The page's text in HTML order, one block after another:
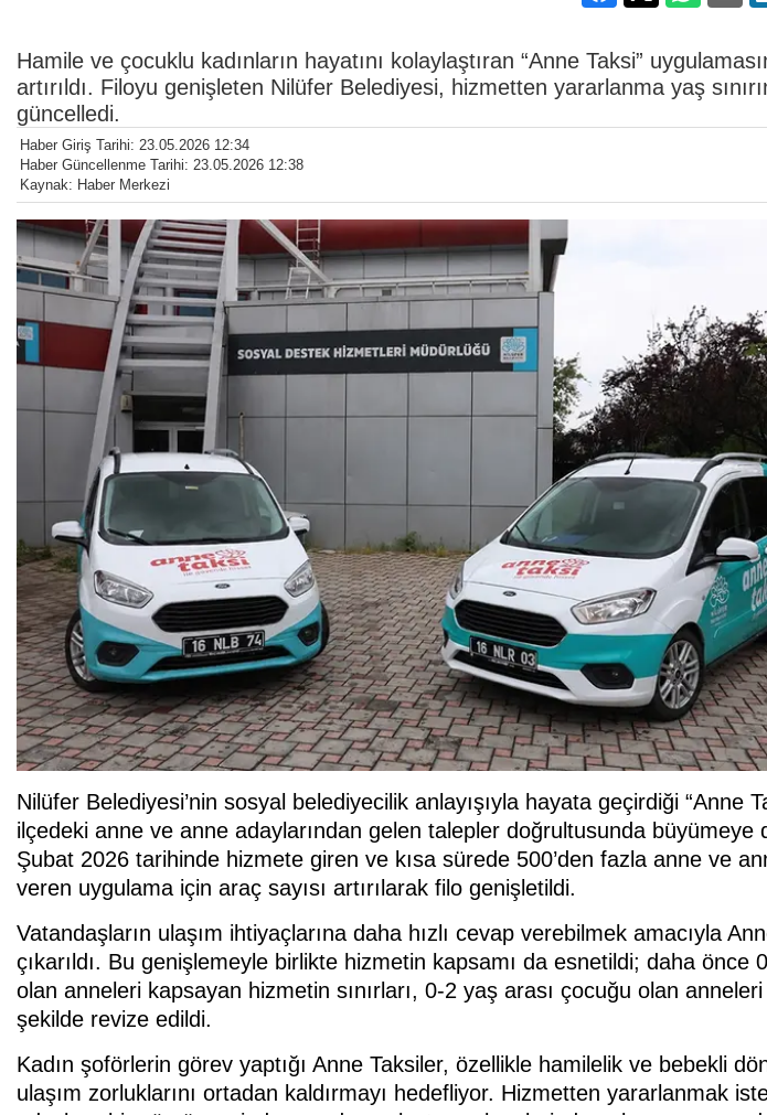
Hamile ve çocuklu kadınların hayatını kolaylaştıran “Anne Taksi”
artırıldı. Filoyu genişleten Nilüfer Belediyesi, hizmetten yararlanma yaş
güncelledi.
Haber Giriş Tarihi: 23.05.2026 12:34
Haber Güncellenme Tarihi: 23.05.2026 12:38
Kaynak: Haber Merkezi
Nilüfer Belediyesi’nin sosyal belediyecilik anlayışıyla hayata geçirdiği “Anne
ilçedeki anne ve anne adaylarından gelen talepler doğrultusunda büyümeye
Şubat 2026 tarihinde hizmete giren ve kısa sürede 500’den fazla anne ve
veren uygulama için araç sayısı artırılarak filo genişletildi.
Vatandaşların ulaşım ihtiyaçlarına daha hızlı cevap verebilmek amacıyla
çıkarıldı. Bu genişlemeyle birlikte hizmetin kapsamı da esnetildi; daha önce
olan anneleri kapsayan hizmetin sınırları, 0-2 yaş arası çocuğu olan
şekilde revize edildi.
Kadın şoförlerin görev yaptığı Anne Taksiler, özellikle hamilelik ve bebekli
ulaşım zorluklarını ortadan kaldırmayı hedefliyor. Hizmetten yararlanmak